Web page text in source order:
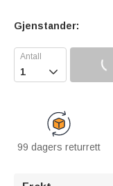
Gjenstander:

99 dagers returrett